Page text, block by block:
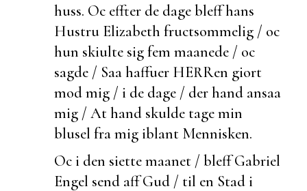
huss. Oc effter de dage bleff hans
Hustru Elizabeth fructsommelig / oc
hun skiulte sig fem maanede / oc
sagde / Saa haffuer HERRen giort
mod mig / i de dage / der hand ansaa
mig / At hand skulde tage min
blusel fra mig iblant Mennisken.
Oc i den siette maanet / bleff Gabriel
Engel send aff Gud / til en Stad i